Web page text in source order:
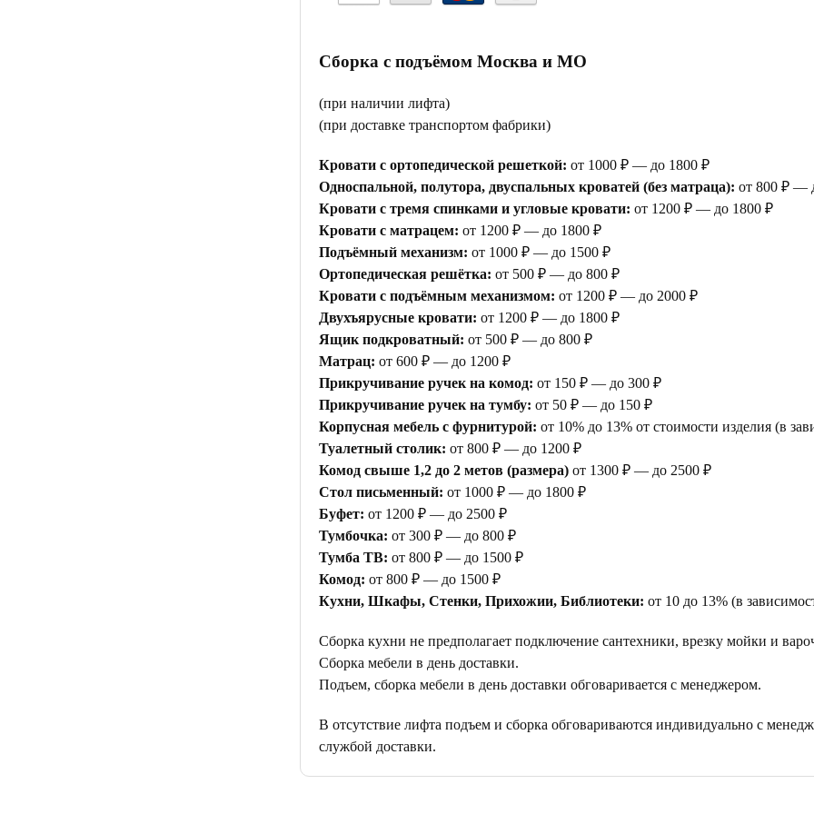
Сборка с подъёмом Москва и МО
(при наличии лифта)
(при доставке транспортом фабрики)
Кровати с ортопедической решеткой: от 1000 ₽ — до 1800 ₽
Односпальной, полутора, двуспальных кроватей (без матраца): от 800 ₽ —
Кровати с тремя спинками и угловые кровати: от 1200 ₽ — до 1800 ₽
Кровати с матрацем: от 1200 ₽ — до 1800 ₽
Подъёмный механизм: от 1000 ₽ — до 1500 ₽
Ортопедическая решётка: от 500 ₽ — до 800 ₽
Кровати с подъёмным механизмом: от 1200 ₽ — до 2000 ₽
Двухъярусные кровати: от 1200 ₽ — до 1800 ₽
Ящик подкроватный: от 500 ₽ — до 800 ₽
Матрац: от 600 ₽ — до 1200 ₽
Прикручивание ручек на комод: от 150 ₽ — до 300 ₽
Прикручивание ручек на тумбу: от 50 ₽ — до 150 ₽
Корпусная мебель с фурнитурой: от 10% до 13% от стоимости изделия (в
Туалетный столик: от 800 ₽ — до 1200 ₽
Комод свыше 1,2 до 2 метов (размера) от 1300 ₽ — до 2500 ₽
Стол письменный: от 1000 ₽ — до 1800 ₽
Буфет: от 1200 ₽ — до 2500 ₽
Тумбочка: от 300 ₽ — до 800 ₽
Тумба ТВ: от 800 ₽ — до 1500 ₽
Комод: от 800 ₽ — до 1500 ₽
Кухни, Шкафы, Стенки, Прихожии, Библиотеки: от 10 до 13% (в
Сборка кухни не предполагает подключение сантехники, врезку мойки и
Сборка мебели в день доставки.
Подъем, сборка мебели в день доставки обговаривается с менеджером.
В отсутствие лифта подъем и сборка обговариваются индивидуально с
службой доставки.